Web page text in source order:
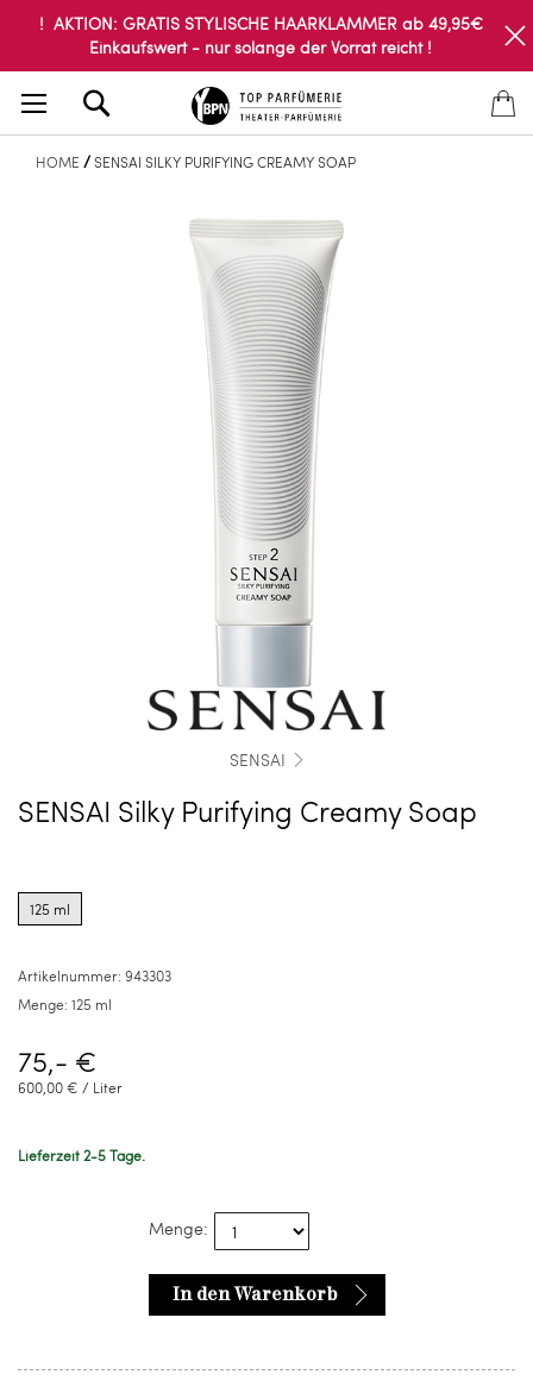
! AKTION: GRATIS STYLISCHE HAARKLAMMER ab 49,95€
Einkaufswert - nur solange der Vorrat reicht !
HOME SENSAI SILKY PURIFYING CREAMY SOAP
SENSAI
SENSAI Silky Purifying Creamy Soap
options
for
125 ml
Artikelnummer: 943303
Menge: 125 ml
75,- €
600,00 € / Liter
Lieferzeit 2-5 Tage.
Menge:
In den Warenkorb